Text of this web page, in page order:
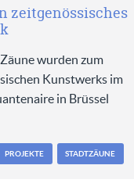
zeitgenössisches
wurden zum
Kunstwerks im
in Brüssel
PROJEKTE STADTZÄUNE